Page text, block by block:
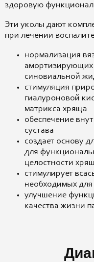
здоровую
Эти уколы дают
при лечении
нормализация
амортизирующих
синовиальной
стимуляция
гиалуроновой
матрикса хряща
обеспечение
сустава
создает основу
для
целостности
стимулирует
необходимых
улучшение
качества жизни